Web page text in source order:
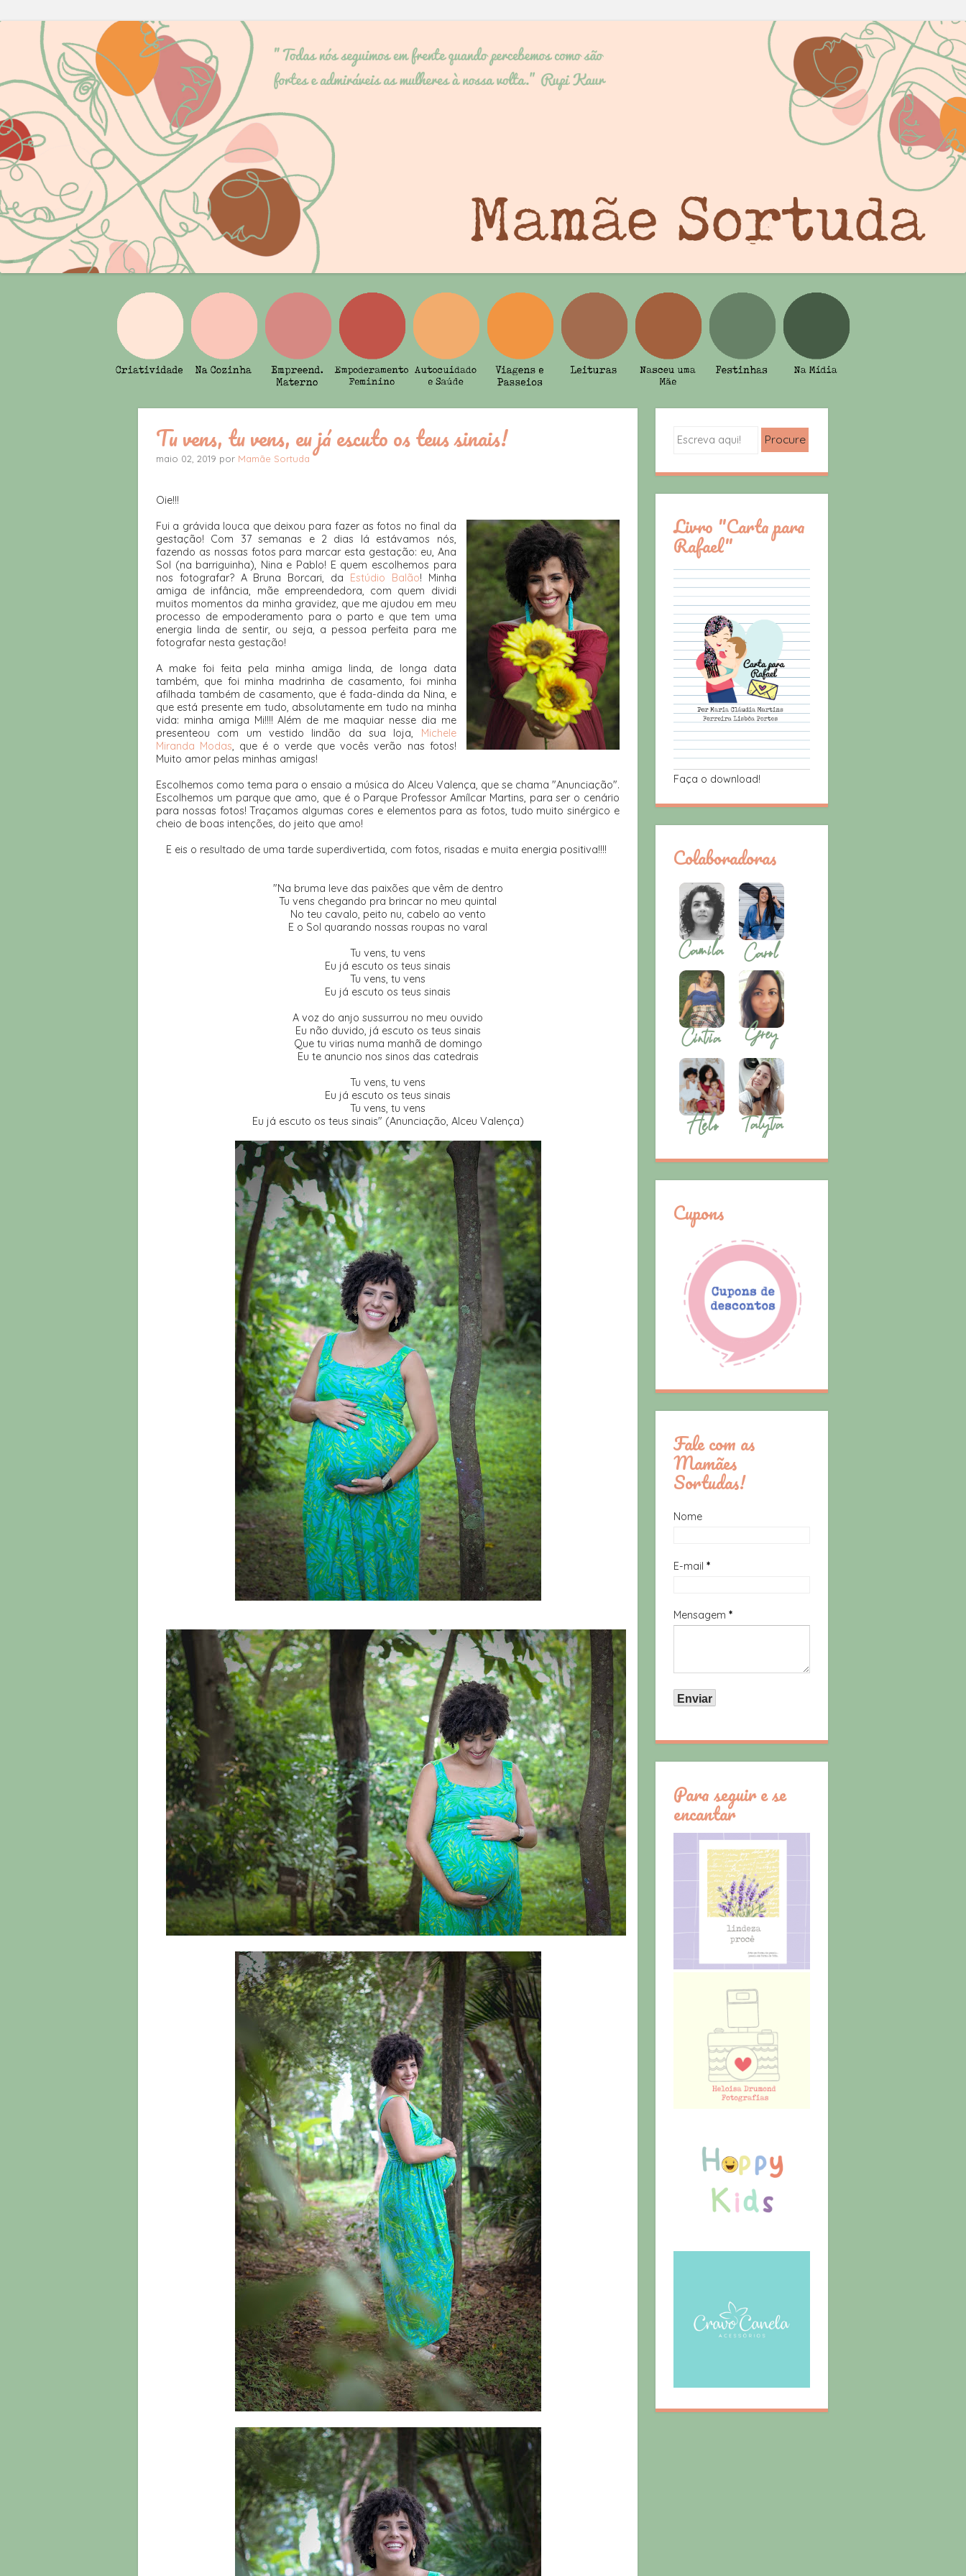
Tu vens, tu vens, eu já escuto os teus sinais!
maio 02, 2019 por Mamãe Sortuda
Oie!!!
Fui a grávida louca que deixou para fazer as fotos no final da
gestação! Com 37 semanas e 2 dias lá estávamos nós,
fazendo as nossas fotos para marcar esta gestação: eu, Ana
Sol (na barriguinha), Nina e Pablo! E quem escolhemos para
nos fotografar? A Bruna Borcari, da
Estúdio Balão! Minha
amiga de infância, mãe empreendedora, com quem dividi
muitos momentos da minha gravidez, que me ajudou em meu
processo de empoderamento para o parto e que tem uma
energia linda de sentir, ou seja, a pessoa perfeita para me
fotografar nesta gestação!
A make foi feita pela minha amiga linda, de longa data
também, que foi minha madrinha de casamento, foi minha
afilhada também de casamento, que é fada-dinda da Nina, e
que está presente em tudo, absolutamente em tudo na minha
vida: minha amiga Mi!!!! Além de me maquiar nesse dia me
presenteou com um vestido lindão da sua loja, Michele
Miranda Modas, que é o verde que vocês verão nas fotos!
Muito amor pelas minhas amigas!
Escolhemos como tema para o ensaio a música do Alceu Valença, que se chama "Anunciação".
Escolhemos um parque que amo, que é o Parque Professor Amílcar Martins, para ser o cenário
para nossas fotos! Traçamos algumas cores e elementos para as fotos, tudo muito sinérgico e
cheio de boas intenções, do jeito que amo!
E eis o resultado de uma tarde superdivertida, com fotos, risadas e muita energia positiva!!!!
"Na bruma leve das paixões que vêm de dentro
Tu vens chegando pra brincar no meu quintal
No teu cavalo, peito nu, cabelo ao vento
E o Sol quarando nossas roupas no varal
Tu vens, tu vens
Eu já escuto os teus sinais
Tu vens, tu vens
Eu já escuto os teus sinais
A voz do anjo sussurrou no meu ouvido
Eu não duvido, já escuto os teus sinais
Que tu virias numa manhã de domingo
Eu te anuncio nos sinos das catedrais
Tu vens, tu vens
Eu já escuto os teus sinais
Tu vens, tu vens
Eu já escuto os teus sinais" (Anunciação, Alceu Valença)
Search
Livro "Carta para
Rafael"
Faça o download!
Colaboradoras
Cupons
Fale com as
Mamães
Sortudas!
Nome
E-mail *
Mensagem *
Para seguir e se
encantar